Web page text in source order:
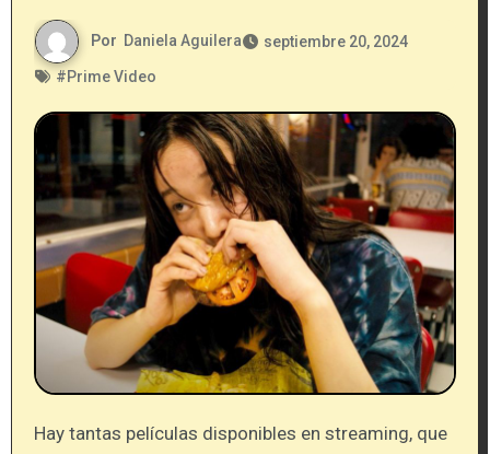
Por Daniela Aguilera
septiembre 20, 2024
#Prime Video
Hay tantas películas disponibles en streaming, que